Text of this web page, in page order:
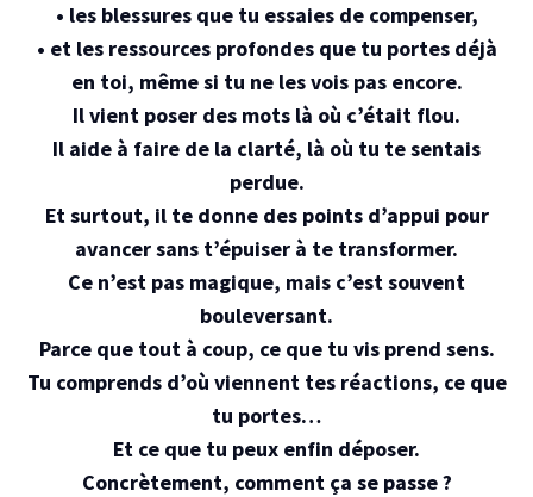
• les blessures que tu essaies de compenser,
• et les ressources profondes que tu portes déjà
en toi, même si tu ne les vois pas encore.
Il vient poser des mots là où c’était flou.
Il aide à faire de la clarté, là où tu te sentais
perdue.
Et surtout, il te donne des points d’appui pour
avancer sans t’épuiser à te transformer.
Ce n’est pas magique, mais c’est souvent
bouleversant.
Parce que tout à coup, ce que tu vis prend sens.
Tu comprends d’où viennent tes réactions, ce que
tu portes…
Et ce que tu peux enfin déposer.
Concrètement, comment ça se passe ?